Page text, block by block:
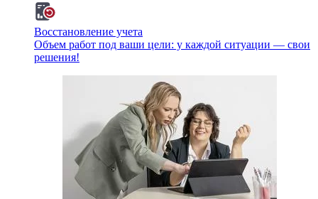
Восстановление учета
Объем работ под ваши цели: у каждой ситуации — свои
решения!